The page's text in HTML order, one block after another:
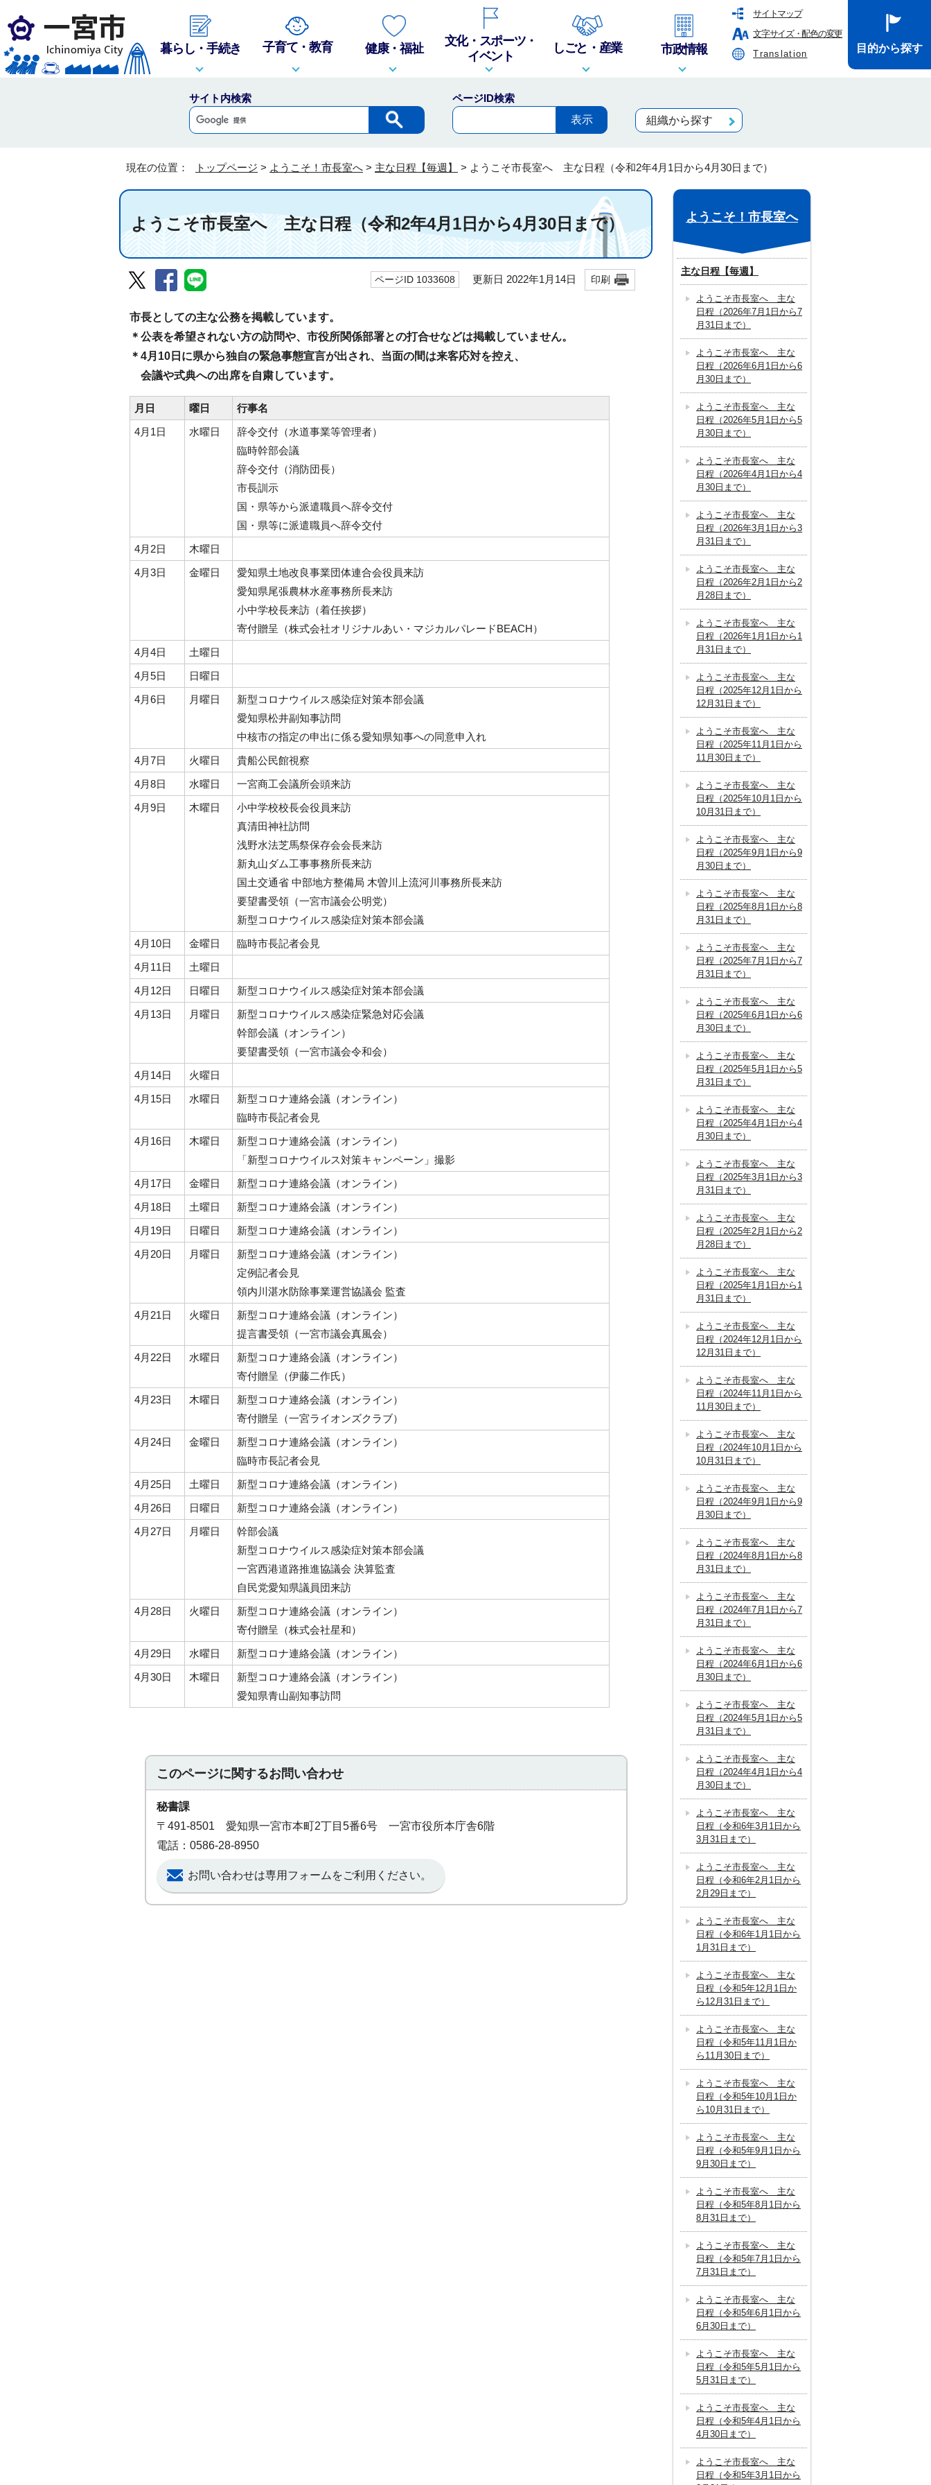
サイトマップ
文字サイズ・配色の変更
Translation
暮らし・手続き 子育て・教育 健康・福祉
文化・スポーツ・
イベント
しごと・産業 市政情報 目的から探す
サイト内検索
ページID検索
組織から探す
現在の位置： トップページ > ようこそ！市長室へ > 主な日程【毎週】 > ようこそ市長室へ 主な日程（令和2年4月1日から4月30日まで）
ようこそ市長室へ 主な日程（令和2年4月1日から4月30日まで）
ページID 1033608 更新日 2022年1月14日 印刷
市長としての主な公務を掲載しています。
＊公表を希望されない方の訪問や、市役所関係部署との打合せなどは掲載していません。
＊4月10日に県から独自の緊急事態宣言が出され、当面の間は来客応対を控え、
会議や式典への出席を自粛しています。
月日 曜日
行事名
4月1日
水曜日
辞令交付（水道事業等管理者）
臨時幹部会議
辞令交付（消防団長）
市長訓示
国・県等から派遣職員へ辞令交付
国・県等に派遣職員へ辞令交付
4月2日
木曜日
4月3日
金曜日
愛知県土地改良事業団体連合会役員来訪
愛知県尾張農林水産事務所長来訪
小中学校長来訪（着任挨拶）
寄付贈呈（株式会社オリジナルあい・マジカルパレードBEACH）
4月4日
土曜日
4月5日
日曜日
4月6日
月曜日
新型コロナウイルス感染症対策本部会議
愛知県松井副知事訪問
中核市の指定の申出に係る愛知県知事への同意申入れ
4月7日
火曜日
貴船公民館視察
4月8日
水曜日
一宮商工会議所会頭来訪
4月9日
木曜日
小中学校校長会役員来訪
真清田神社訪問
浅野水法芝馬祭保存会会長来訪
新丸山ダム工事事務所長来訪
国土交通省 中部地方整備局 木曽川上流河川事務所長来訪
要望書受領（一宮市議会公明党）
新型コロナウイルス感染症対策本部会議
4月10日
金曜日
臨時市長記者会見
4月11日
土曜日
4月12日
日曜日
新型コロナウイルス感染症対策本部会議
4月13日
月曜日
新型コロナウイルス感染症緊急対応会議
幹部会議（オンライン）
要望書受領（一宮市議会令和会）
4月14日
火曜日
4月15日
水曜日
新型コロナ連絡会議（オンライン）
臨時市長記者会見
4月16日
木曜日
新型コロナ連絡会議（オンライン）
「新型コロナウイルス対策キャンペーン」撮影
4月17日
金曜日
新型コロナ連絡会議（オンライン）
4月18日
土曜日
新型コロナ連絡会議（オンライン）
4月19日
日曜日
新型コロナ連絡会議（オンライン）
4月20日
月曜日
新型コロナ連絡会議（オンライン）
定例記者会見
領内川湛水防除事業運営協議会 監査
4月21日
火曜日
新型コロナ連絡会議（オンライン）
提言書受領（一宮市議会真風会）
4月22日
水曜日
新型コロナ連絡会議（オンライン）
寄付贈呈（伊藤二作氏）
4月23日
木曜日
新型コロナ連絡会議（オンライン）
寄付贈呈（一宮ライオンズクラブ）
4月24日
金曜日
新型コロナ連絡会議（オンライン）
臨時市長記者会見
4月25日
土曜日
新型コロナ連絡会議（オンライン）
4月26日
日曜日
新型コロナ連絡会議（オンライン）
4月27日
月曜日
幹部会議
新型コロナウイルス感染症対策本部会議
一宮西港道路推進協議会 決算監査
自民党愛知県議員団来訪
4月28日
火曜日
新型コロナ連絡会議（オンライン）
寄付贈呈（株式会社星和）
4月29日
水曜日
新型コロナ連絡会議（オンライン）
4月30日
木曜日
新型コロナ連絡会議（オンライン）
愛知県青山副知事訪問
このページに関するお問い合わせ
秘書課
〒491-8501 愛知県一宮市本町2丁目5番6号 一宮市役所本庁舎6階
電話：0586-28-8950
お問い合わせは専用フォームをご利用ください。
ようこそ！市長室へ
主な日程【毎週】
ようこそ市長室へ 主な
日程（2026年7月1日から7
月31日まで）
ようこそ市長室へ 主な
日程（2026年6月1日から6
月30日まで）
ようこそ市長室へ 主な
日程（2026年5月1日から5
月30日まで）
ようこそ市長室へ 主な
日程（2026年4月1日から4
月30日まで）
ようこそ市長室へ 主な
日程（2026年3月1日から3
月31日まで）
ようこそ市長室へ 主な
日程（2026年2月1日から2
月28日まで）
ようこそ市長室へ 主な
日程（2026年1月1日から1
月31日まで）
ようこそ市長室へ 主な
日程（2025年12月1日から
12月31日まで）
ようこそ市長室へ 主な
日程（2025年11月1日から
11月30日まで）
ようこそ市長室へ 主な
日程（2025年10月1日から
10月31日まで）
ようこそ市長室へ 主な
日程（2025年9月1日から9
月30日まで）
ようこそ市長室へ 主な
日程（2025年8月1日から8
月31日まで）
ようこそ市長室へ 主な
日程（2025年7月1日から7
月31日まで）
ようこそ市長室へ 主な
日程（2025年6月1日から6
月30日まで）
ようこそ市長室へ 主な
日程（2025年5月1日から5
月31日まで）
ようこそ市長室へ 主な
日程（2025年4月1日から4
月30日まで）
ようこそ市長室へ 主な
日程（2025年3月1日から3
月31日まで）
ようこそ市長室へ 主な
日程（2025年2月1日から2
月28日まで）
ようこそ市長室へ 主な
日程（2025年1月1日から1
月31日まで）
ようこそ市長室へ 主な
日程（2024年12月1日から
12月31日まで）
ようこそ市長室へ 主な
日程（2024年11月1日から
11月30日まで）
ようこそ市長室へ 主な
日程（2024年10月1日から
10月31日まで）
ようこそ市長室へ 主な
日程（2024年9月1日から9
月30日まで）
ようこそ市長室へ 主な
日程（2024年8月1日から8
月31日まで）
ようこそ市長室へ 主な
日程（2024年7月1日から7
月31日まで）
ようこそ市長室へ 主な
日程（2024年6月1日から6
月30日まで）
ようこそ市長室へ 主な
日程（2024年5月1日から5
月31日まで）
ようこそ市長室へ 主な
日程（2024年4月1日から4
月30日まで）
ようこそ市長室へ 主な
日程（令和6年3月1日から
3月31日まで）
ようこそ市長室へ 主な
日程（令和6年2月1日から
2月29日まで）
ようこそ市長室へ 主な
日程（令和6年1月1日から
1月31日まで）
ようこそ市長室へ 主な
日程（令和5年12月1日か
ら12月31日まで）
ようこそ市長室へ 主な
日程（令和5年11月1日か
ら11月30日まで）
ようこそ市長室へ 主な
日程（令和5年10月1日か
ら10月31日まで）
ようこそ市長室へ 主な
日程（令和5年9月1日から
9月30日まで）
ようこそ市長室へ 主な
日程（令和5年8月1日から
8月31日まで）
ようこそ市長室へ 主な
日程（令和5年7月1日から
7月31日まで）
ようこそ市長室へ 主な
日程（令和5年6月1日から
6月30日まで）
ようこそ市長室へ 主な
日程（令和5年5月1日から
5月31日まで）
ようこそ市長室へ 主な
日程（令和5年4月1日から
4月30日まで）
ようこそ市長室へ 主な
日程（令和5年3月1日から